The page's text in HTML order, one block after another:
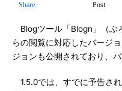
Share Post
Blogツール「Blogn」（ぶ
らの閲覧に対応したバージ
ジョンも公開されており、
1.5.0では、すでに予告さ